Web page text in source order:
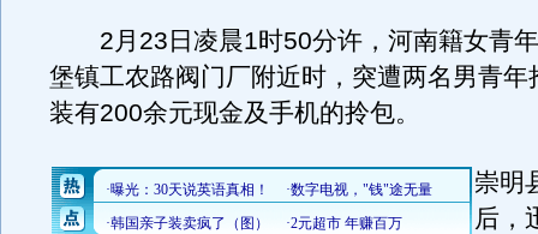
2月23日凌晨1时50分许，河南籍女青
堡镇工农路阀门厂附近时，突遭两名男青年
装有200余元现金及手机的拎包。
崇明
后，